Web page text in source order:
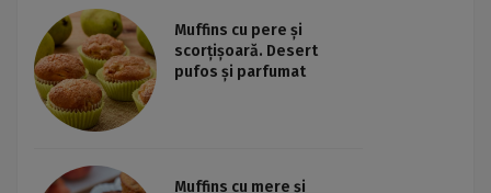
Muffins cu pere și
scorțișoară. Desert
pufos și parfumat
Muffins cu mere și